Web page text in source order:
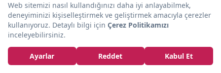
20dk
HAMUR İŞİ
Teknolojisi Yok Ama Tarifi Var: Back to the Future